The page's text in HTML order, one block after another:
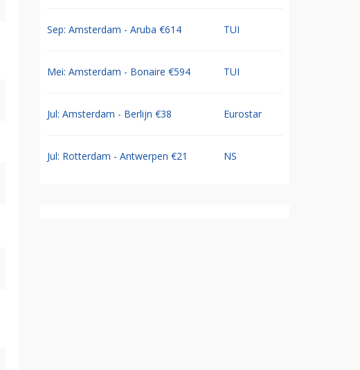
Sep: Amsterdam - Aruba €614 TUI
Mei: Amsterdam - Bonaire €594 TUI
Jul: Amsterdam - Berlijn €38 Eurostar
Jul: Rotterdam - Antwerpen €21 NS